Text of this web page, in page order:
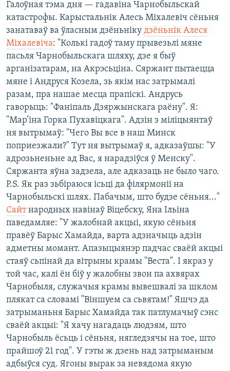
ПАЛІТВЯЗЬНІ
КУЛЬТУРА
КАЛЯНДАР
PREMIUM
МОВА
НА ХВАЛЯХ СВАБОДЫ
Усе сайты РС/РСЭ
Галоўная тэма дня — гадавіна Чарнобыльскай
катастрофы. Карыстальнік Алесь Міхалевіч сёньня
занатаваў ва ўласным дзёньніку дзёньнік Алеся
Міхалевіча: "Колькі гадоў таму прывезьлі мяне
пасьля Чарнобыльскага шляху, дзе я быў
арганізатарам, на Акрэсьціна. Сяржант пытаецца
мяне і Андруся Козела, зь якім нас затрымалі
разам, пра нашае месца прапіскі. Андрусь
гаворыць: "Фаніпаль Дзяржынскага раёну". Я:
"Мар’іна Горка Пухавіцкага". Адзін з міліцыянтаў
ня вытрымаў: "Чего Вы все в наш Минск
поприезжали?" Тут ня вытрымаў я, адказаўшы: "У
адрозьненьне ад Вас, я нарадзіўся ў Менску".
Сяржанта яўна задзела, але адказаць не было чаго.
P.S. Як раз зьбіраюся ісьці да філярмоніі на
Чарнобыльскі шлях. Пабачым, што будзе сёньня..."
Сайтнародных навінаў Віцебску, Яна Ільіна
паведамляе: "У жалобнай акцыі, якую сёньня
правёў Барыс Хамайда, варта адзначыць адзін
адметны момант. Апазыцыянэр падчас сваёй акцыі
стаяў сьпінай да вітрыны крамы "Веста". І якраз у
той час, калі ён біў у жалобны звон па ахвярах
Чарнобыля, служачыя крамы вывешвалі за шклом
плякат са словамі "Віншуем са сьвятам!" Яшчэ да
затрыманьня Барыс Хамайда так патлумачыў сэнс
сваёй акцыі: "Я хачу нагадаць людзям, што
Чарнобыль ёсьць і сёньня, нягледзячы на тое, што
прайшоў 21 год". У гэты ж дзень над затрыманым
адбыўся суд. Ягоны вырак за невядома якую